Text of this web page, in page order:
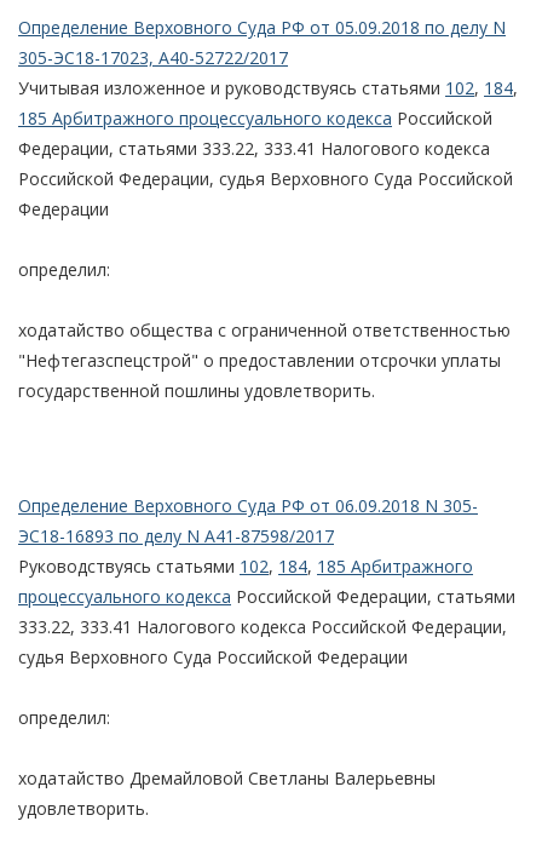
Определение Верховного Суда РФ от 05.09.2018 по делу N
305-ЭС18-17023, А40-52722/2017
Учитывая изложенное и руководствуясь статьями 102, 184,
185 Арбитражного процессуального кодекса Российской
Федерации, статьями 333.22, 333.41 Налогового кодекса
Российской Федерации, судья Верховного Суда Российской
Федерации
определил:
ходатайство общества с ограниченной ответственностью
"Нефтегазспецстрой" о предоставлении отсрочки уплаты
государственной пошлины удовлетворить.
Определение Верховного Суда РФ от 06.09.2018 N 305-
ЭС18-16893 по делу N А41-87598/2017
Руководствуясь статьями 102, 184, 185 Арбитражного
процессуального кодекса Российской Федерации, статьями
333.22, 333.41 Налогового кодекса Российской Федерации,
судья Верховного Суда Российской Федерации
определил:
ходатайство Дремайловой Светланы Валерьевны
удовлетворить.